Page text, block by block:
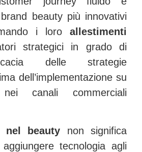
beauty più innovativi
i loro allestimenti
strategici in grado di
delle strategie
dell’implementazione su
canali commerciali
nel beauty non significa
tecnologia agli